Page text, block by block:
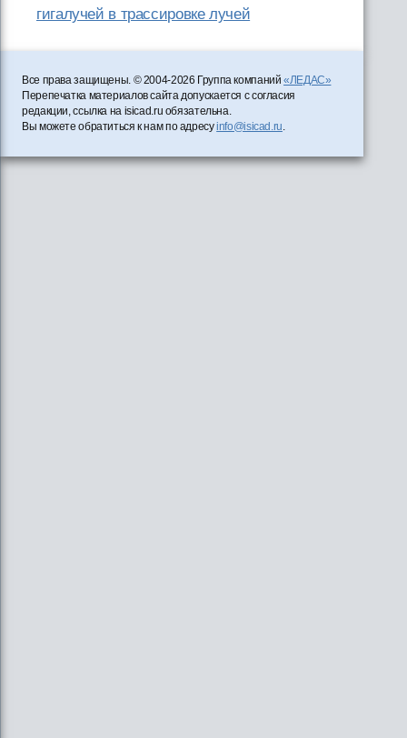
гигалучей в трассировке лучей
Все права защищены. © 2004-2026 Группа компаний«ЛЕДАС»
Перепечатка материалов сайта допускается с согласия
редакции, ссылка на isicad.ru обязательна.
Вы можете обратиться к нам по адресуinfo@isicad.ru.